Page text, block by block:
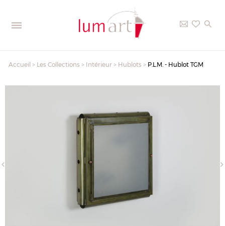
Accueil > Les Collections > Intérieur > Hublots > P.L.M. - Hublot TGM